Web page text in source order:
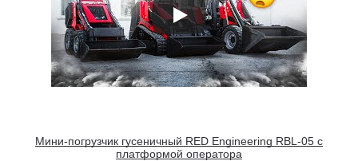
Мини-погрузчик гусеничный RED Engineering RBL-05 с
платформой оператора